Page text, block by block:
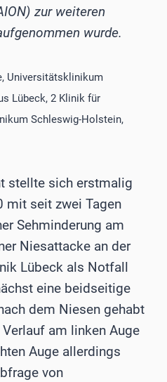
zur weiteren
wurde.
Universitätsklinikum
Lübeck, 2 Klinik für
Schleswig-Holstein,
stellte sich erstmalig
mit seit zwei Tagen
Sehminderung am
Niesattacke an der
Lübeck als Notfall
eine beidseitige
dem Niesen gehabt
am linken Auge
Auge allerdings
von